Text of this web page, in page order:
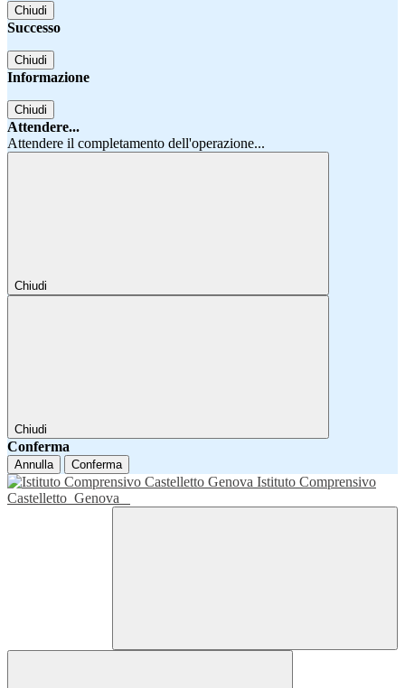
Chiudi
Successo
Chiudi
Informazione
Chiudi
Attendere...
Attendere il completamento dell'operazione...
Chiudi
Chiudi
Conferma
Annulla Conferma
Istituto Comprensivo
Castelletto Genova